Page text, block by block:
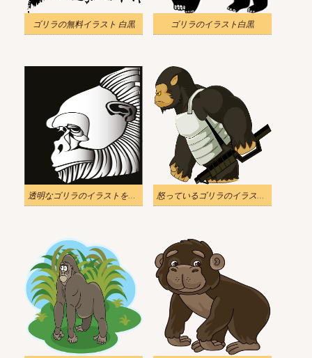
ゴリラの無料イラスト 白黒 ゴリラのイラスト白黒
透明なゴリラのイラストをダウンロード 怒っているゴリラのイラスト透明